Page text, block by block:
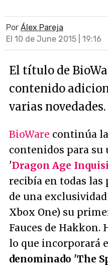
Por Álex Pareja
El 10 de June 2015 | 19:16
El título de
contenido
varias novedades.
BioWare continúa
contenidos para
'Dragon Age
recibía en todas las
de una
Xbox One) su
Fauces de Hakkon.
lo que incorporará
denominado 'The